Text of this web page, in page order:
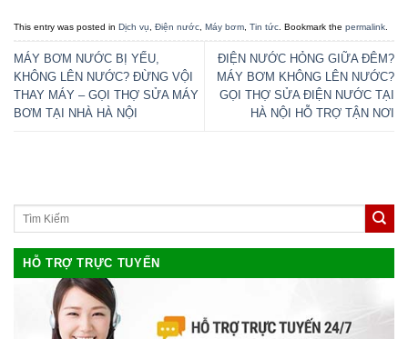
This entry was posted in Dịch vụ Điện nước Máy bơm Tin tức . Bookmark the permalink
MÁY BƠM NƯỚC BỊ YẾU,
KHÔNG LÊN NƯỚC? ĐỪNG VỘI
THAY MÁY – GỌI THỢ SỬA MÁY
BƠM TẠI NHÀ HÀ NỘI
ĐIỆN NƯỚC HỎNG GIỮA ĐÊM?
MÁY BƠM KHÔNG LÊN NƯỚC?
GỌI THỢ SỬA ĐIỆN NƯỚC TẠI
HÀ NỘI HỖ TRỢ TẬN NƠI
HỖ TRỢ TRỰC TUYẾN